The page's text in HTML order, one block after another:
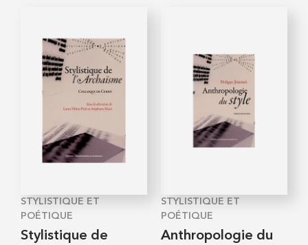
STYLISTIQUE ET
POÉTIQUE
Stylistique de
STYLISTIQUE ET
POÉTIQUE
Anthropologie du